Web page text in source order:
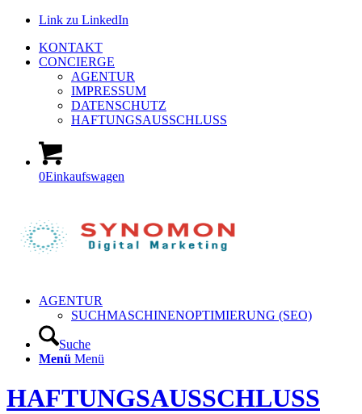
Link zu LinkedIn
KONTAKT
CONCIERGE
AGENTUR
IMPRESSUM
DATENSCHUTZ
HAFTUNGSAUSSCHLUSS
0Einkaufswagen
AGENTUR
SUCHMASCHINENOPTIMIERUNG (SEO)
Suche
Menü Menü
HAFTUNGSAUSSCHLUSS